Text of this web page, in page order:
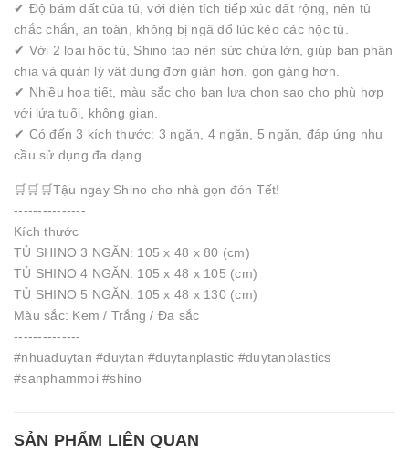
✔ Độ bám đất của tủ, với diện tích tiếp xúc đất rộng, nên tủ
chắc chắn, an toàn, không bị ngã đổ lúc kéo các hộc tủ.
✔ Với 2 loại hộc tủ, Shino tạo nên sức chứa lớn, giúp bạn phân
chia và quản lý vật dụng đơn giản hơn, gọn gàng hơn.
✔ Nhiều họa tiết, màu sắc cho bạn lựa chọn sao cho phù hợp
với lứa tuổi, không gian.
✔ Có đến 3 kích thước: 3 ngăn, 4 ngăn, 5 ngăn, đáp ứng nhu
cầu sử dụng đa dạng.
🛒🛒🛒Tậu ngay Shino cho nhà gọn đón Tết!
---------------
Kích thước
TỦ SHINO 3 NGĂN: 105 x 48 x 80 (cm)
TỦ SHINO 4 NGĂN: 105 x 48 x 105 (cm)
TỦ SHINO 5 NGĂN: 105 x 48 x 130 (cm)
Màu sắc: Kem / Trắng / Đa sắc
--------------
#nhuaduytan #duytan #duytanplastic #duytanplastics
#sanphammoi #shino
SẢN PHẨM LIÊN QUAN